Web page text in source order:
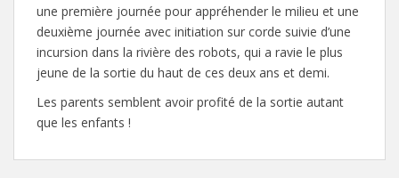
une première journée pour appréhender le milieu et une
deuxième journée avec initiation sur corde suivie d’une
incursion dans la rivière des robots, qui a ravie le plus
jeune de la sortie du haut de ces deux ans et demi.
Les parents semblent avoir profité de la sortie autant
que les enfants !